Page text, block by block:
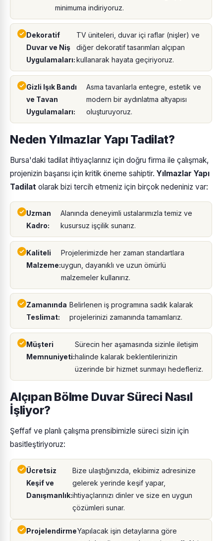
minimuma indiriyoruz.
Dekoratif
Duvar ve Niş
Uygulamaları:
TV üniteleri, duvar içi raflar (nişler) ve
diğer dekoratif tasarımları alçıpan
kullanarak hayata geçiriyoruz.
Gizli Işık Bandı
ve Tavan
Uygulamaları:
Asma tavanlarla entegre, estetik ve
modern bir aydınlatma altyapısı
oluşturuyoruz.
Neden Yılmazlar Yapı Tadilat?
Bursa'daki tadilat ihtiyaçlarınız için doğru firma ile çalışmak,
projenizin başarısı için kritik öneme sahiptir. Yılmazlar Yapı
Tadilat olarak bizi tercih etmeniz için birçok nedeniniz var:
Uzman
Kadro:
Alanında deneyimli ustalarımızla temiz ve
kusursuz işçilik sunarız.
Kaliteli
Malzeme:
Projelerimizde her zaman standartlara
uygun, dayanıklı ve uzun ömürlü
malzemeler kullanırız.
Zamanında
Teslimat:
Belirlenen iş programına sadık kalarak
projelerinizi zamanında tamamlarız.
Müşteri
Memnuniyeti:
Sürecin her aşamasında sizinle iletişim
halinde kalarak beklentilerinizin
üzerinde bir hizmet sunmayı hedefleriz.
Alçıpan Bölme Duvar Süreci Nasıl
İşliyor?
Şeffaf ve planlı çalışma prensibimizle süreci sizin için
basitleştiriyoruz:
Ücretsiz
Keşif ve
Danışmanlık:
Bize ulaştığınızda, ekibimiz adresinize
gelerek yerinde keşif yapar,
ihtiyaçlarınızı dinler ve size en uygun
çözümleri sunar.
ProjelendirmeYapılacak işin detaylarına göre